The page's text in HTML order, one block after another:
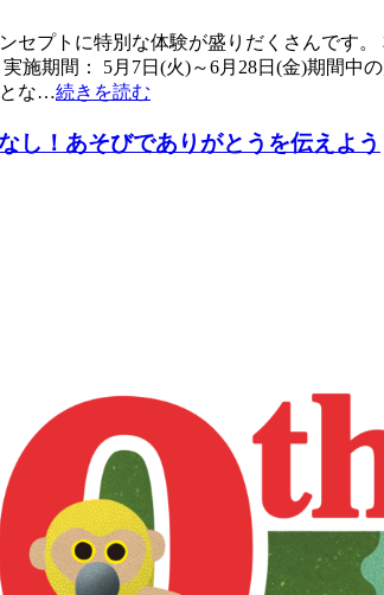
セプトに特別な体験が盛りだくさんです
施期間： 5月7日(火)～6月28日(金)期間
とな…続きを読む
し！あそびでありがとうを伝えよう